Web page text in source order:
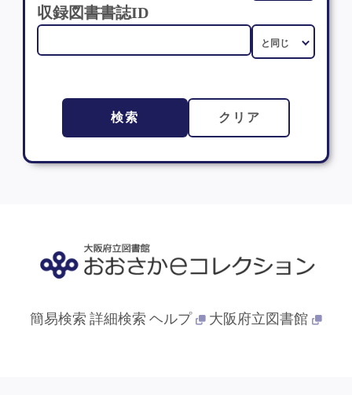
収録図書書誌ID
検索 クリア
簡易検索 詳細検索 ヘルプ 大阪府立図書館